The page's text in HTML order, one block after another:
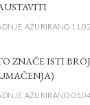
AŽURIRANO
ZNAČE ISTI
AŽURIRANO